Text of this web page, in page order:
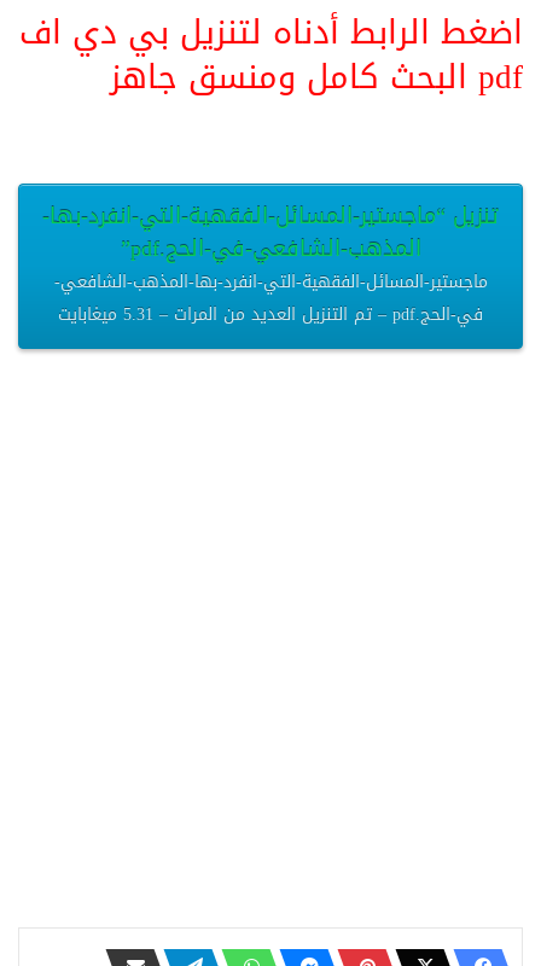
اضغط الرابط أدناه لتنزيل بي دي اف
pdf البحث كامل ومنسق جاهز
تنزيل “ماجستير-المسائل-الفقهية-التي-انفرد-بها-
المذهب-الشافعي-في-الحج.pdf”
ماجستير-المسائل-الفقهية-التي-انفرد-بها-المذهب-الشافعي-
في-الحج.pdf – تم التنزيل العديد من المرات – 5.31 ميغابايت